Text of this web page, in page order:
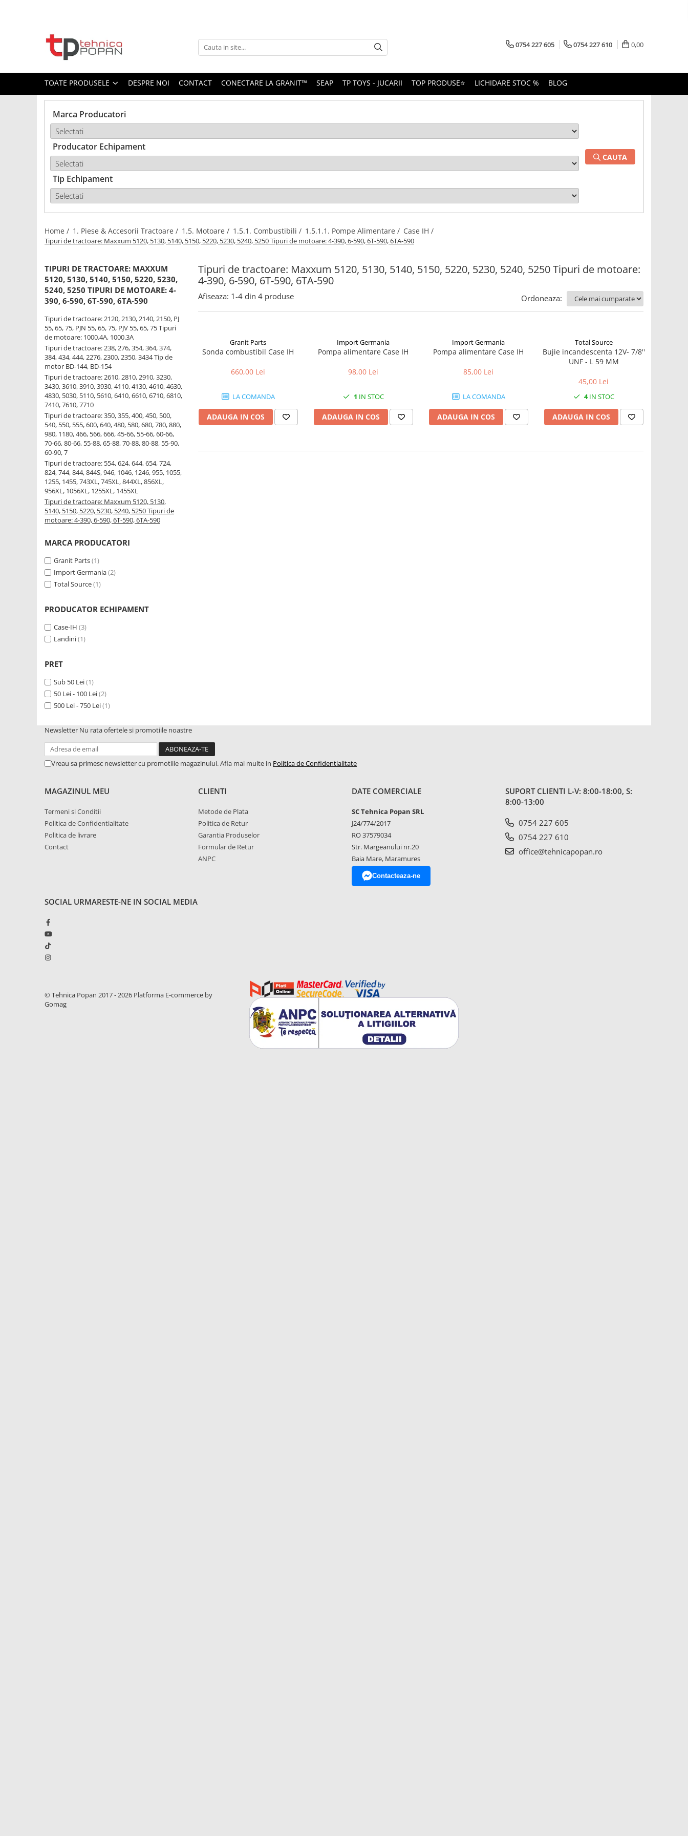
Toate Produsele
1.1. Cabina & Caroserie
1.1.2. Piese caroserie
1.1.3. Embleme & Abtibilduri
1.1.4. Climatizare si accesorii
Puncte si mecanism de ridicare
1.3. Scaune & Accesorii
1.3.1. Scaune
1.4.1. Pompe hidraulice
1.4.2. Joystick
1.4.3. Distribuitoare
1.4.4. Cilindri si accesorii
1.5. Motoare
1.5.1. Combustibili
1.5.2. Cuzineti si accesorii
1.5.3. Garnituri
motor si accesorii
1.5.5. Pistoane & camasi piston
1.5.6. Răcire
1.5.7. Filtre
1.5.8. Esapamente
1.5.10. Distributie si accesorii
1.6. Electrice
1.6.2. Alternatoare
1.6.3. Instalații de Iluminat
1.6.4. Demaroare
1.6.8. Echipamente & aparate de
masurare/testare
1.6.5. Întrerupătoare
1.7.1 Cablu frana
1.7.2. Placute de frana
1.7.4. Piese si accesorii frana
0754 227 605 0754 227 610 0,00
TOATE PRODUSELE DESPRE NOI CONTACT CONECTARE LA GRANIT™ SEAP TP TOYS - JUCARII TOP PRODUSE⭐ LICHIDARE STOC % BLOG
Marca Producatori
Producator Echipament
Tip Echipament
CAUTA
Home / 1. Piese & Accesorii Tractoare / 1.5. Motoare / 1.5.1. Combustibili / 1.5.1.1. Pompe Alimentare / Case IH /
Tipuri de tractoare: Maxxum 5120, 5130, 5140, 5150, 5220, 5230, 5240, 5250 Tipuri de motoare: 4-390, 6-590, 6T-590, 6TA-590
Tipuri de tractoare: Maxxum 5120, 5130, 5140, 5150, 5220, 5230, 5240, 5250 Tipuri de motoare:
4-390, 6-590, 6T-590, 6TA-590
TIPURI DE TRACTOARE: MAXXUM
5120, 5130, 5140, 5150, 5220, 5230,
5240, 5250 TIPURI DE MOTOARE: 4-
390, 6-590, 6T-590, 6TA-590
Tipuri de tractoare: 2120, 2130, 2140, 2150, PJ
55, 65, 75, PJN 55, 65, 75, PJV 55, 65, 75 Tipuri
de motoare: 1000.4A, 1000.3A
Tipuri de tractoare: 238, 276, 354, 364, 374,
384, 434, 444, 2276, 2300, 2350, 3434 Tip de
motor BD-144, BD-154
Tipuri de tractoare: 2610, 2810, 2910, 3230,
3430, 3610, 3910, 3930, 4110, 4130, 4610, 4630,
4830, 5030, 5110, 5610, 6410, 6610, 6710, 6810,
7410, 7610, 7710
Tipuri de tractoare: 350, 355, 400, 450, 500,
540, 550, 555, 600, 640, 480, 580, 680, 780, 880,
980, 1180, 466, 566, 666, 45-66, 55-66, 60-66,
70-66, 80-66, 55-88, 65-88, 70-88, 80-88, 55-90,
60-90, 7
Tipuri de tractoare: 554, 624, 644, 654, 724,
824, 744, 844, 844S, 946, 1046, 1246, 955, 1055,
1255, 1455, 743XL, 745XL, 844XL, 856XL,
956XL, 1056XL, 1255XL, 1455XL
Tipuri de tractoare: Maxxum 5120, 5130,
5140, 5150, 5220, 5230, 5240, 5250 Tipuri de
motoare: 4-390, 6-590, 6T-590, 6TA-590
MARCA PRODUCATORI
Granit Parts(1)
Import Germania(2)
Total Source(1)
PRODUCATOR ECHIPAMENT
Case-IH (3)
Landini(1)
PRET
Sub 50 Lei(1)
50 Lei - 100 Lei(2)
500 Lei - 750 Lei(1)
Afiseaza: 1-4 din 4 produse Ordoneaza:
Granit Parts
Sonda combustibil Case IH
660,00 Lei
LA COMANDA
ADAUGA IN COS
Import Germania
Pompa alimentare Case IH
98,00 Lei
1 IN STOC
ADAUGA IN COS
Import Germania
Pompa alimentare Case IH
85,00 Lei
LA COMANDA
ADAUGA IN COS
Total Source
Bujie incandescenta 12V- 7/8''
UNF - L 59 MM
45,00 Lei
4IN STOC
ADAUGA IN COS
Newsletter Nu rata ofertele si promotiile noastre
Vreau sa primesc newsletter cu promotiile magazinului. Afla mai multe in Politica de Confidentialitate
MAGAZINUL MEU
Termeni si Conditii
Politica de Confidentialitate
Politica de livrare
Contact
CLIENTI
Metode de Plata
Politica de Retur
Garantia Produselor
Formular de Retur
ANPC
DATE COMERCIALE
SC Tehnica Popan SRL
J24/774/2017
RO 37579034
Str. Margeanului nr.20
Baia Mare, Maramures
Contacteaza-ne
SUPORT CLIENTI L-V: 8:00-18:00, S:
8:00-13:00
0754 227 605
0754 227 610
office@tehnicapopan.ro
SOCIAL URMARESTE-NE IN SOCIAL MEDIA
© Tehnica Popan 2017 - 2026 Platforma E-commerce by
Gomag